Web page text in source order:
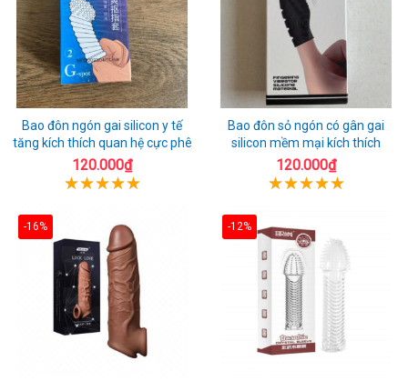
Bao đôn ngón gai silicon y tế
tăng kích thích quan hệ cực phê
120.000₫
Bao đôn sỏ ngón có gân gai
silicon mềm mại kích thích
120.000₫
-16% -12%